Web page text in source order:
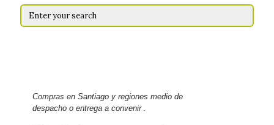
Compras en Santiago y regiones medio de
despacho o entrega a convenir .